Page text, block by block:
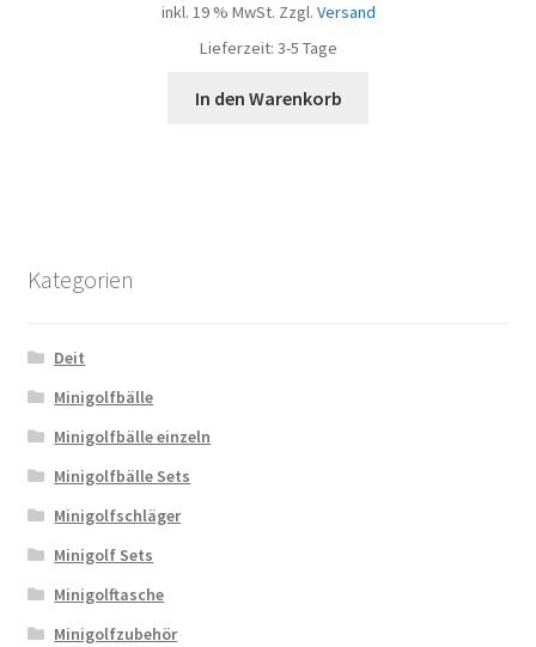
inkl. 19 % MwSt. Zzgl. Versand
Lieferzeit: 3-5 Tage
In den Warenkorb
Kategorien
Deit
Minigolfbälle
Minigolfbälle einzeln
Minigolfbälle Sets
Minigolfschläger
Minigolf Sets
Minigolftasche
Minigolfzubehör